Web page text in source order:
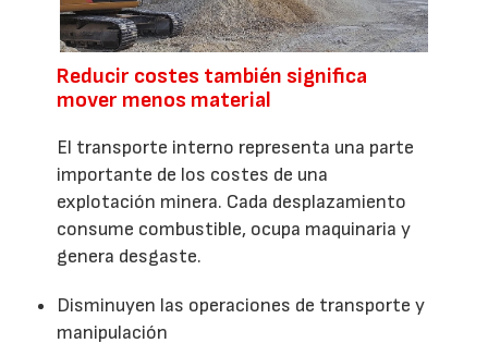
Reducir costes también significa
mover menos material
El transporte interno representa una parte
importante de los costes de una
explotación minera. Cada desplazamiento
consume combustible, ocupa maquinaria y
genera desgaste.
Disminuyen las operaciones de transporte y
manipulación